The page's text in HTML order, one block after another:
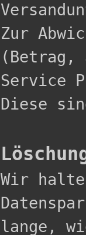
Zur
(Betrag,
Service
Diese
Wir
lange,